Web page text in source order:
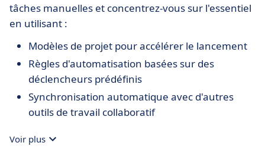
tâches manuelles et concentrez-vous sur l'essentiel
en utilisant :
Modèles de projet pour accélérer le lancement
Règles d'automatisation basées sur des
déclencheurs prédéfinis
Synchronisation automatique avec d'autres
outils de travail collaboratif
Voir plus